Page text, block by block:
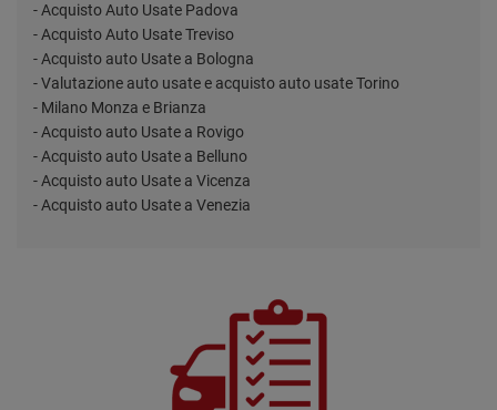
- Acquisto Auto Usate Padova
- Acquisto Auto Usate Treviso
- Acquisto auto Usate a Bologna
- Valutazione auto usate e acquisto auto usate Torino
- Milano Monza e Brianza
- Acquisto auto Usate a Rovigo
- Acquisto auto Usate a Belluno
- Acquisto auto Usate a Vicenza
- Acquisto auto Usate a Venezia